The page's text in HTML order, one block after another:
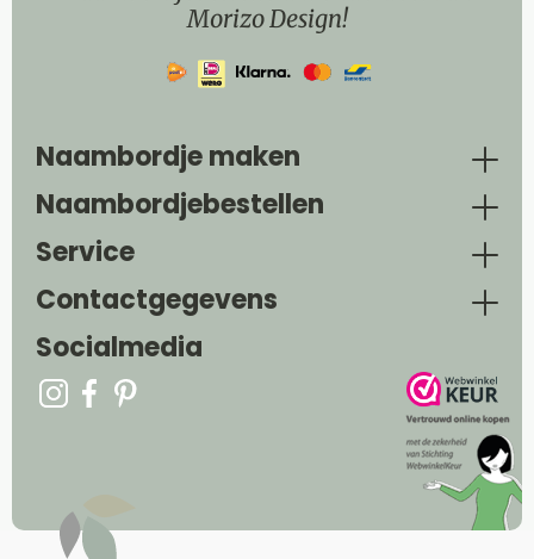
Morizo Design!
Naambordje maken
Naambordjebestellen
Service
Contactgegevens
Socialmedia